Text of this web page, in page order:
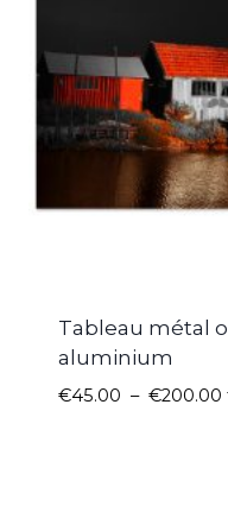
Tableau métal
aluminium
€45.00 – €200.00